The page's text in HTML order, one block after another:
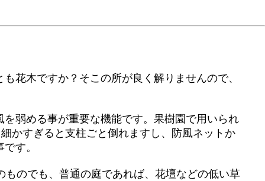
花木ですか？そこの所が良く解りませんので、
弱める事が重要な機能です。果樹園で用いられ
かすぎると支柱ごと倒れますし、防風ネットか
す。
のでも、普通の庭であれば、花壇などの低い草